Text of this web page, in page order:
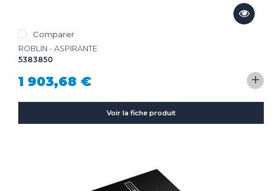
Comparer
ROBLIN - ASPIRANTE
5383850
1 903,68 € +
Voir la fiche produit